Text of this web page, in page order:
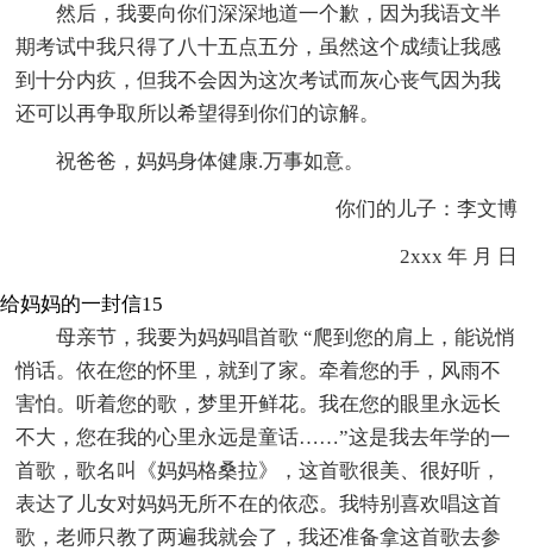
然后，我要向你们深深地道一个歉，因为我语文半
期考试中我只得了八十五点五分，虽然这个成绩让我感
到十分内疚，但我不会因为这次考试而灰心丧气因为我
还可以再争取所以希望得到你们的谅解。
祝爸爸，妈妈身体健康.万事如意。
你们的儿子：李文博
2xxx 年 月 日
给妈妈的一封信15
母亲节，我要为妈妈唱首歌 “爬到您的肩上，能说悄
悄话。依在您的怀里，就到了家。牵着您的手，风雨不
害怕。听着您的歌，梦里开鲜花。我在您的眼里永远长
不大，您在我的心里永远是童话……”这是我去年学的一
首歌，歌名叫《妈妈格桑拉》，这首歌很美、很好听，
表达了儿女对妈妈无所不在的依恋。我特别喜欢唱这首
歌，老师只教了两遍我就会了，我还准备拿这首歌去参